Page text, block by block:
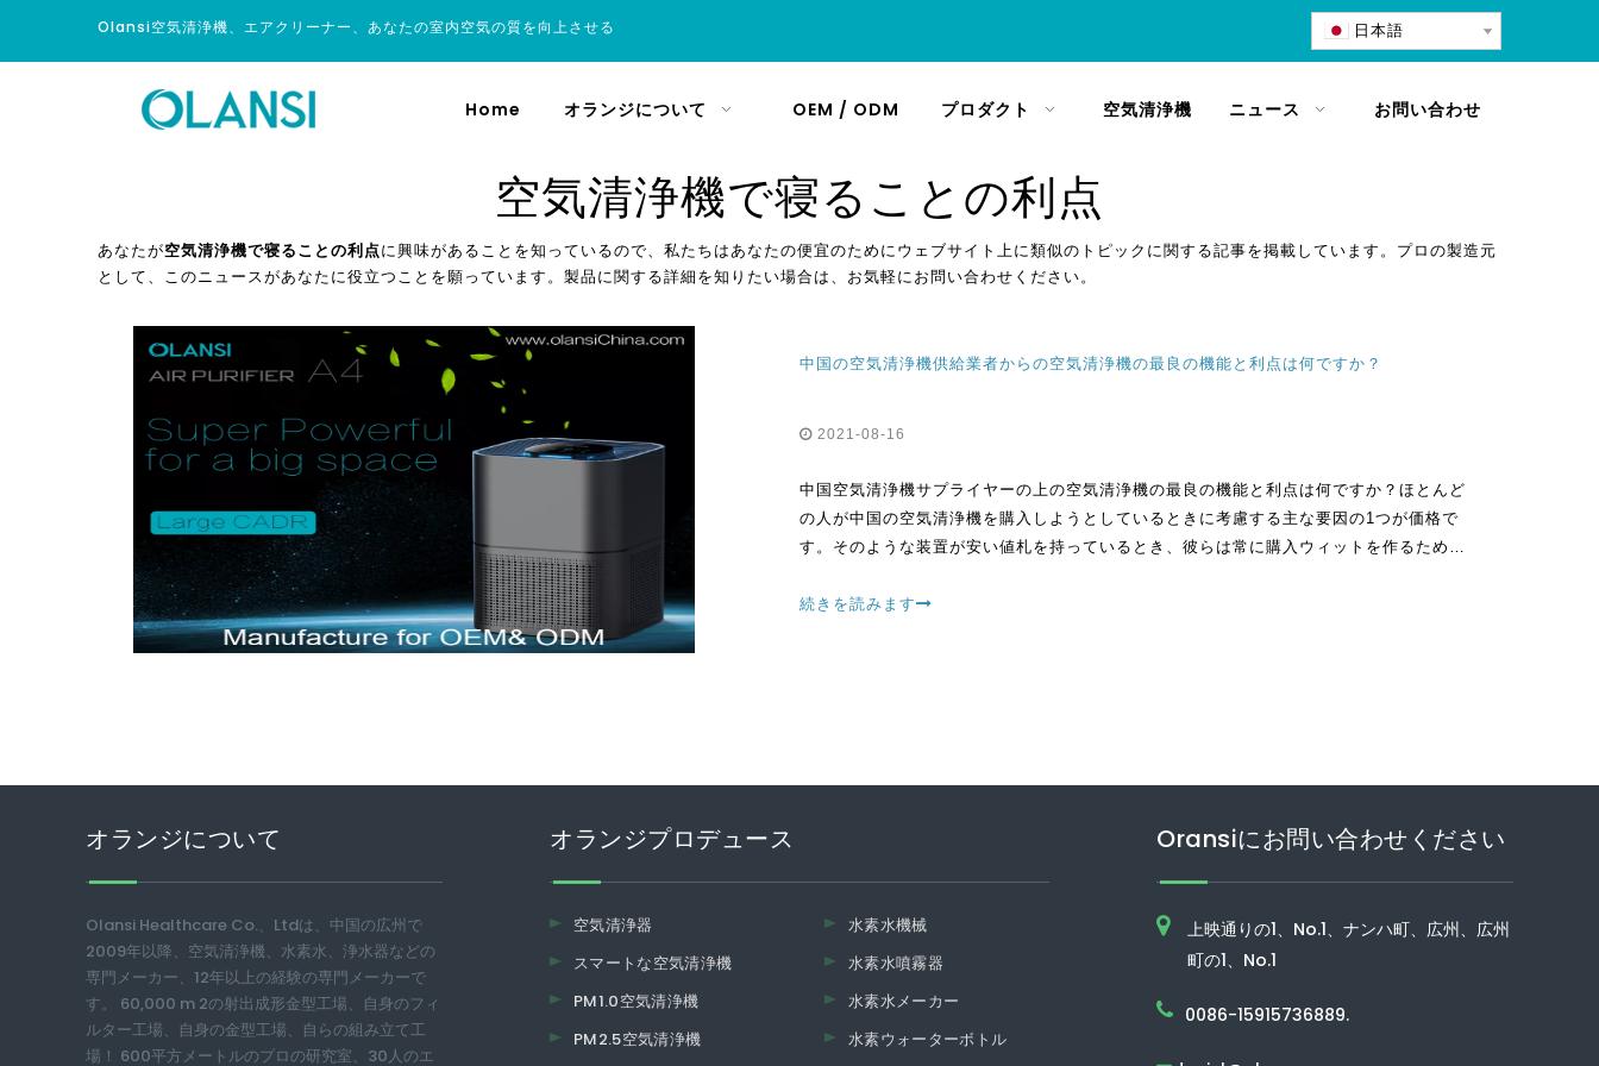
Olansi空気清浄機、エアクリーナー、あなたの室内空気の質を向上させる 日本語
Home オランジについて OEM / ODM プロダクト 空気清浄機 ニュース お問い合わせ
空気清浄機で寝ることの利点
あなたが空気清浄機で寝ることの利点に興味があることを知っているので、私たちはあなたの便宜のためにウェブサイト上に類似のトピックに関する記事を掲載しています。プロの製造元
として、このニュースがあなたに役立つことを願っています。製品に関する詳細を知りたい場合は、お気軽にお問い合わせください。
中国の空気清浄機供給業者からの空気清浄機の最良の機能と利点は何ですか？
2021-08-16
中国空気清浄機サプライヤーの上の空気清浄機の最良の機能と利点は何ですか？ほとんど
の人が中国の空気清浄機を購入しようとしているときに考慮する主な要因の1つが価格で
す。そのような装置が安い値札を持っているとき、彼らは常に購入ウィットを作るために
続きを読みます
オランジについて
Olansi Healthcare Co.、Ltdは、中国の広州で
2009年以降、空気清浄機、水素水、浄水器などの
専門メーカー、12年以上の経験の専門メーカーで
す。 60,000 m 2の射出成形金型工場、自身のフィ
ルター工場、自身の金型工場、自らの組み立て工
場！ 600平方メートルのプロの研究室、30人のエ
オランジプロデュース
空気清浄器
スマートな空気清浄機
PM1.0空気清浄機
PM2.5空気清浄機
水素水機械
水素水噴霧器
水素水メーカー
水素ウォーターボトル
Oransiにお問い合わせください
上映通りの1、No.1、ナンハ町、広州、広州
町の1、No.1
0086-15915736889.